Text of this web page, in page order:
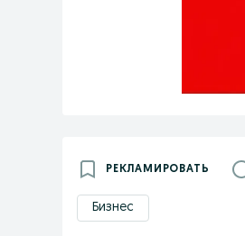
РЕКЛАМИРОВАТЬ
Бизнес